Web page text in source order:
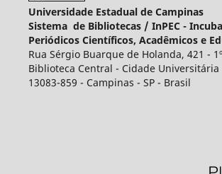
Universidade Estadual de Campinas
Sistema de Bibliotecas / InPEC -
Periódicos Científicos, Acadêmicos e
Rua Sérgio Buarque de Holanda, 421 -
Biblioteca Central - Cidade Universitária
13083-859 - Campinas - SP - Brasil